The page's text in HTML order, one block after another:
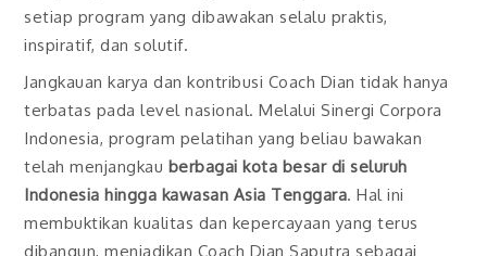
setiap program yang dibawakan selalu praktis,
inspiratif, dan solutif.
Jangkauan karya dan kontribusi Coach Dian tidak hanya
terbatas pada level nasional. Melalui Sinergi Corpora
Indonesia, program pelatihan yang beliau bawakan
telah menjangkau berbagai kota besar di seluruh
Indonesia hingga kawasan Asia Tenggara. Hal ini
membuktikan kualitas dan kepercayaan yang terus
dibangun, menjadikan Coach Dian Saputra sebagai